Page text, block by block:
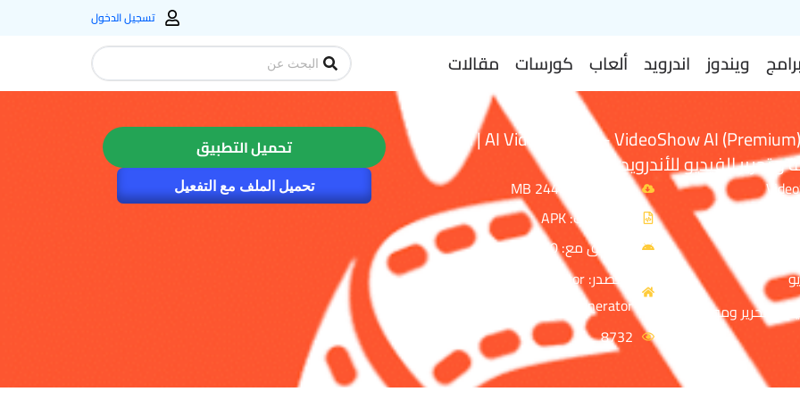
تسجيل الدخول
برامج ويندوز اندرويد ألعاب كورسات مقالات
Search
...
تحميل تطبيق AI Video Editor – VideoShow AI (Premium) | أفضل
الفيديو للأندرويد 2026
تحرير ومونتاج
حجم الملف: 244 MB
نوع الملف: APK
متوافق مع: Android 6.0+
المصدر: VIDEOSHOW Video Editor
& Maker & AI Chat Generator
8732
تحميل التطبيق
تحميل الملف مع التفعيل